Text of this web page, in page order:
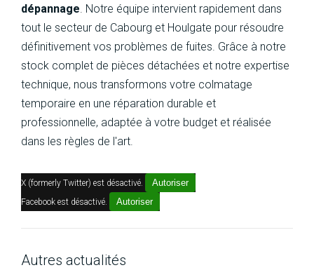
dépannage. Notre équipe intervient rapidement dans
tout le secteur de Cabourg et Houlgate pour résoudre
définitivement vos problèmes de fuites. Grâce à notre
stock complet de pièces détachées et notre expertise
technique, nous transformons votre colmatage
temporaire en une réparation durable et
professionnelle, adaptée à votre budget et réalisée
dans les règles de l'art.
X (formerly Twitter) est désactivé. Autoriser
Facebook est désactivé. Autoriser
Autres actualités